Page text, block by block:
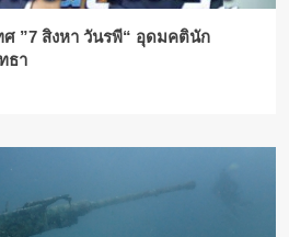
”7 สิงหา วันรพี“ อุดมคตินัก
ธา